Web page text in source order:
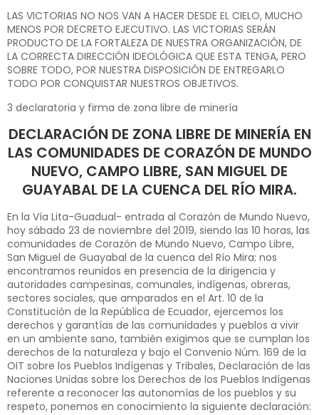
LAS VICTORIAS NO NOS VAN A HACER DESDE EL CIELO, MUCHO
MENOS POR DECRETO EJECUTIVO. LAS VICTORIAS SERÁN
PRODUCTO DE LA FORTALEZA DE NUESTRA ORGANIZACIÓN, DE
LA CORRECTA DIRECCIÓN IDEOLÓGICA QUE ESTA TENGA, PERO
SOBRE TODO, POR NUESTRA DISPOSICIÓN DE ENTREGARLO
TODO POR CONQUISTAR NUESTROS OBJETIVOS.
3 declaratoria y firma de zona libre de minería
DECLARACIÓN DE ZONA LIBRE DE MINERÍA EN
LAS COMUNIDADES DE CORAZÓN DE MUNDO
NUEVO, CAMPO LIBRE, SAN MIGUEL DE
GUAYABAL DE LA CUENCA DEL RÍO MIRA.
En la Vía Lita-Guadual- entrada al Corazón de Mundo Nuevo,
hoy sábado 23 de noviembre del 2019, siendo las 10 horas, las
comunidades de Corazón de Mundo Nuevo, Campo Libre,
San Miguel de Guayabal de la cuenca del Río Mira; nos
encontramos reunidos en presencia de la dirigencia y
autoridades campesinas, comunales, indígenas, obreras,
sectores sociales, que amparados en el Art. 10 de la
Constitución de la República de Ecuador, ejercemos los
derechos y garantías de las comunidades y pueblos a vivir
en un ambiente sano, también exigimos que se cumplan los
derechos de la naturaleza y bajo el Convenio Núm. 169 de la
OIT sobre los Pueblos Indígenas y Tribales, Declaración de las
Naciones Unidas sobre los Derechos de los Pueblos Indígenas
referente a reconocer las autonomías de los pueblos y su
respeto, ponemos en conocimiento la siguiente declaración: